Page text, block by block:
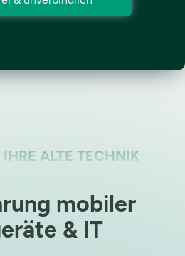
ALTE TECHNIK
mobiler
& IT